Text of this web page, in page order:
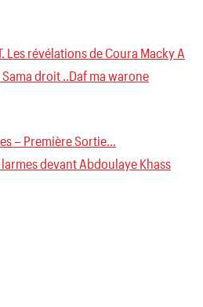
Les révélations de Coura Macky A
droit ..Daf ma warone
– Première Sortie…
devant Abdoulaye Khass